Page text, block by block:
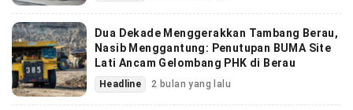
Dua Dekade Menggerakkan Tambang Berau,
Nasib Menggantung: Penutupan BUMA Site
Lati Ancam Gelombang PHK di Berau
Headline 2 bulan yang lalu